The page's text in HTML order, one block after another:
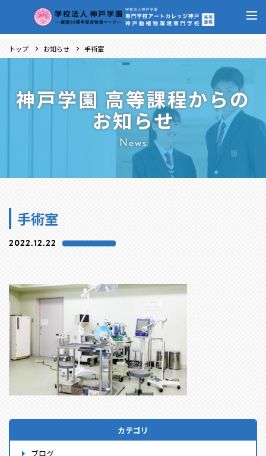
トップ お知らせ 手術室
神戸学園 高等課程からの
お知らせ
News
手術室
2022.12.22
カテゴリ
ブログ